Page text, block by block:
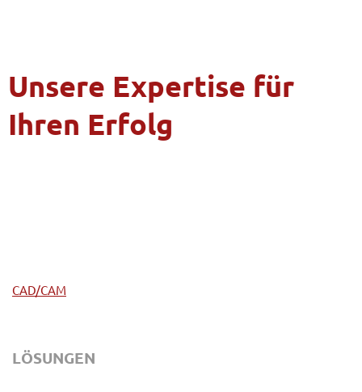
Unsere Expertise für
Ihren Erfolg
CAD/CAM
LÖSUNGEN